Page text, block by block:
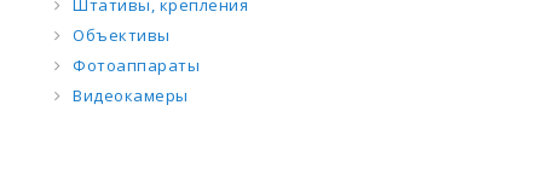
Штативы, крепления
Объективы
Фотоаппараты
Видеокамеры